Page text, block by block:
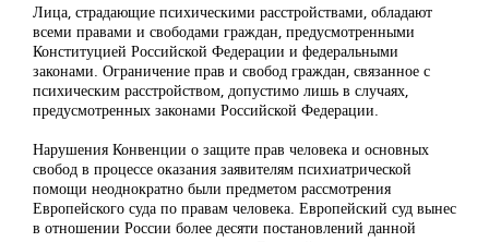
Лица, страдающие психическими расстройствами, обладают
всеми правами и свободами граждан, предусмотренными
Конституцией Российской Федерации и федеральными
законами. Ограничение прав и свобод граждан, связанное с
психическим расстройством, допустимо лишь в случаях,
предусмотренных законами Российской Федерации.
Нарушения Конвенции о защите прав человека и основных
свобод в процессе оказания заявителям психиатрической
помощи неоднократно были предметом рассмотрения
Европейского суда по правам человека. Европейский суд вынес
в отношении России более десяти постановлений данной